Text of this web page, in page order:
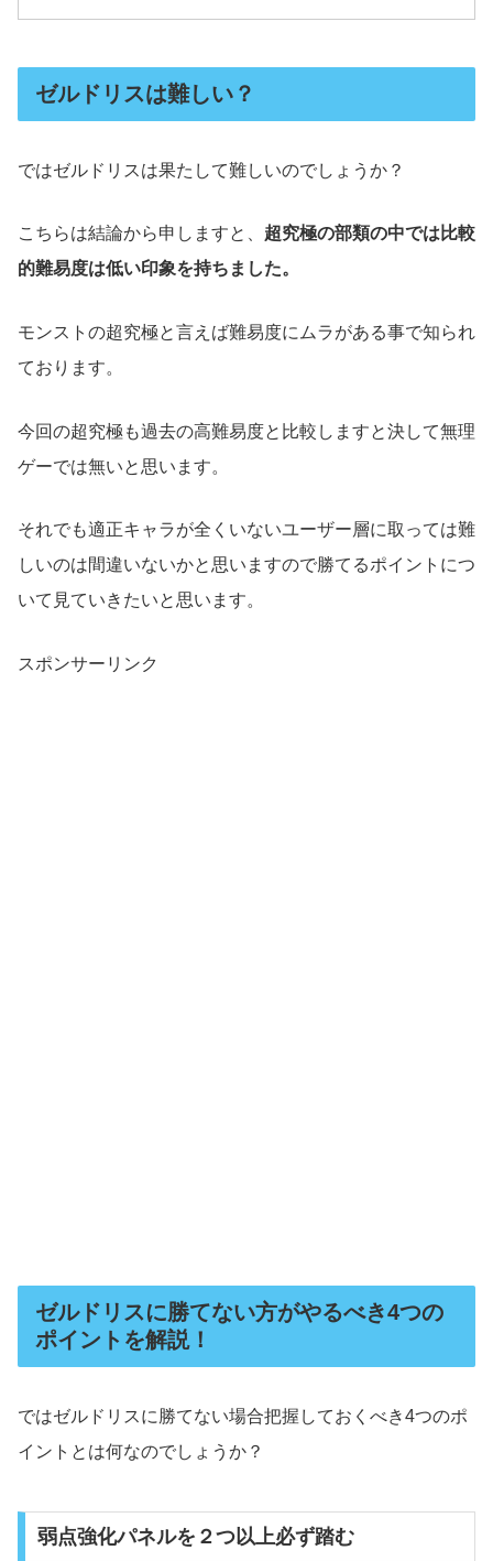
ゼルドリスは難しい？
ではゼルドリスは果たして難しいのでしょうか？
こちらは結論から申しますと、 超究極の部類の中では比較
的難易度は低い印象を持ちました。
モンストの超究極と言えば難易度にムラがある事で知られ
ております。
今回の超究極も過去の高難易度と比較しますと決して無理
ゲーでは無いと思います。
それでも適正キャラが全くいないユーザー層に取っては難
しいのは間違いないかと思いますので勝てるポイントにつ
いて見ていきたいと思います。
スポンサーリンク
ゼルドリスに勝てない方がやるべき4つの
ポイントを解説！
ではゼルドリスに勝てない場合把握しておくべき4つのポ
イントとは何なのでしょうか？
弱点強化パネルを２つ以上必ず踏む